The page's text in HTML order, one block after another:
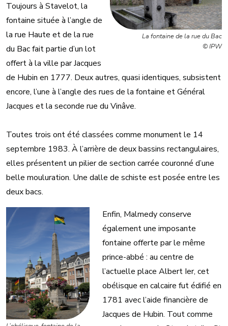
La fontaine de la rue du Bac
© IPW
Toujours à Stavelot, la
fontaine située à l’angle de
la rue Haute et de la rue
du Bac fait partie d’un lot
offert à la ville par Jacques
de Hubin en 1777. Deux autres, quasi identiques, subsistent
encore, l’une à l’angle des rues de la fontaine et Général
Jacques et la seconde rue du Vinâve.
Toutes trois ont été classées comme monument le 14
septembre 1983. À l’arrière de deux bassins rectangulaires,
elles présentent un pilier de section carrée couronné d’une
belle mouluration. Une dalle de schiste est posée entre les
deux bacs.
Enfin, Malmedy conserve
également une imposante
fontaine offerte par le même
prince-abbé : au centre de
l’actuelle place Albert Ier, cet
obélisque en calcaire fut édifié en
1781 avec l’aide financière de
Jacques de Hubin. Tout comme